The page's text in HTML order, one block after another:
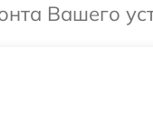
Вашего